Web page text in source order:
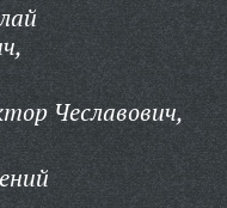
Чеславович,